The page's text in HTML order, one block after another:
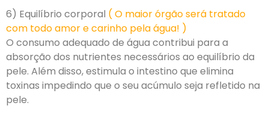
6) Equilíbrio corporal ( O maior órgão será tratado
com todo amor e carinho pela água! )
O consumo adequado de água contribui para a
absorção dos nutrientes necessários ao equilíbrio da
pele. Além disso, estimula o intestino que elimina
toxinas impedindo que o seu acúmulo seja refletido na
pele.